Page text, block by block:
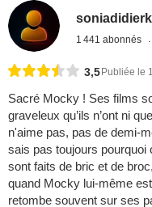
1 441 abonnés
3,5 Publiée le
Sacré Mocky ! Ses films
graveleux qu’ils n’ont ni
n'aime pas, pas de demi-
sais pas toujours pourquoi
sont faits de bric et de
quand Mocky lui-même
retombe souvent sur ses